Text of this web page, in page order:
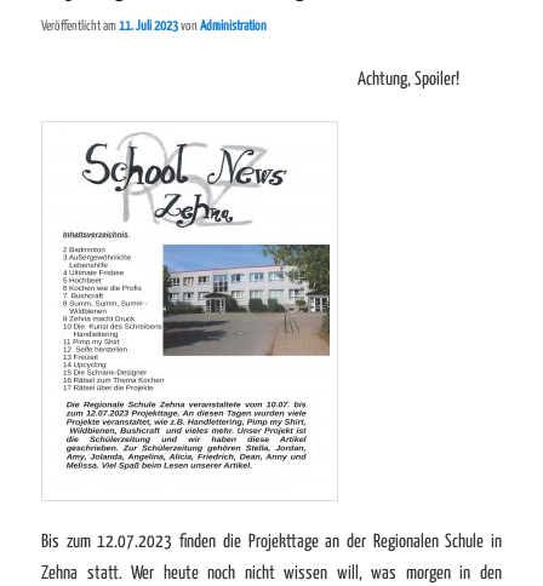
Veröffentlicht am11. Juli 2023vonAdministration
Achtung, Spoiler!
Bis zum 12.07.2023 finden die Projekttage an der Regionalen Schule in
Zehna statt. Wer heute noch nicht wissen will, was morgen in den